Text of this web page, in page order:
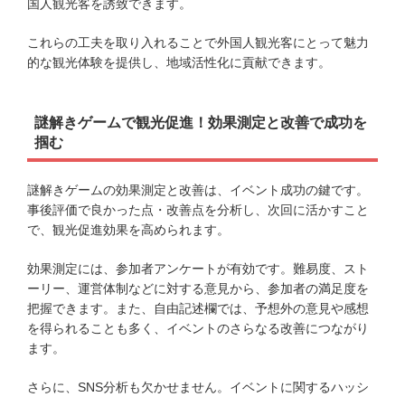
国人観光客を誘致できます。
これらの工夫を取り入れることで外国人観光客にとって魅力
的な観光体験を提供し、地域活性化に貢献できます。
謎解きゲームで観光促進！効果測定と改善で成功を
掴む
謎解きゲームの効果測定と改善は、イベント成功の鍵です。
事後評価で良かった点・改善点を分析し、次回に活かすこと
で、観光促進効果を高められます。
効果測定には、参加者アンケートが有効です。難易度、スト
ーリー、運営体制などに対する意見から、参加者の満足度を
把握できます。また、自由記述欄では、予想外の意見や感想
を得られることも多く、イベントのさらなる改善につながり
ます。
さらに、SNS分析も欠かせません。イベントに関するハッシ